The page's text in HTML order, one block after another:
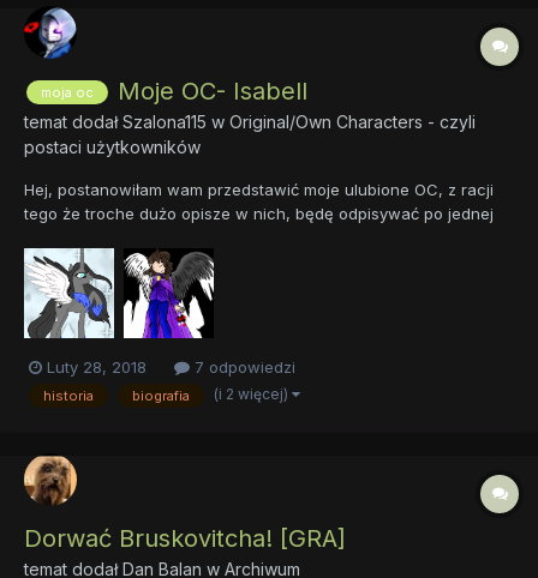
moja oc Moje OC- Isabell
temat dodałSzalona115 w Original/Own Characters - czyli
postaci użytkowników
Hej, postanowiłam wam przedstawić moje ulubione OC, z racji
tego że troche dużo opisze w nich, będę odpisywać po jednej
książce Awast) Znaczek: symbolizuje jej główną moc czyli wład...
Luty 28, 2018 7 odpowiedzi
historia biografia (i 2 więcej)
Dorwać Bruskovitcha! [GRA]
temat dodałDan Balan w Archiwum